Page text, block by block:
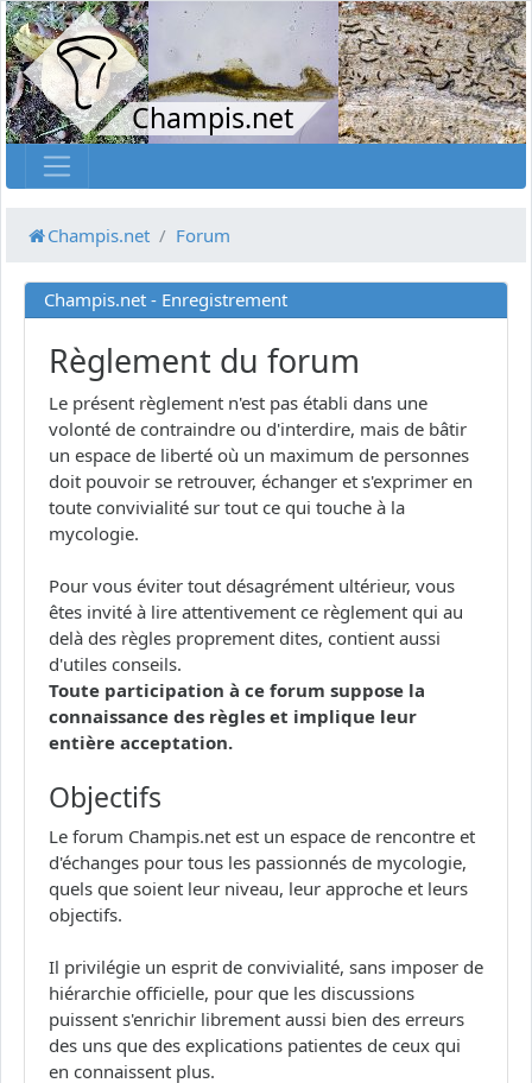
Champis.net
Champis.net Forum
Champis.net - Enregistrement
Règlement du forum
Le présent règlement n'est pas établi dans une
volonté de contraindre ou d'interdire, mais de bâtir
un espace de liberté où un maximum de personnes
doit pouvoir se retrouver, échanger et s'exprimer en
toute convivialité sur tout ce qui touche à la
mycologie.
Pour vous éviter tout désagrément ultérieur, vous
êtes invité à lire attentivement ce règlement qui au
delà des règles proprement dites, contient aussi
d'utiles conseils.
Toute participation à ce forum suppose la
connaissance des règles et implique leur
entière acceptation.
Objectifs
Le forum Champis.net est un espace de rencontre et
d'échanges pour tous les passionnés de mycologie,
quels que soient leur niveau, leur approche et leurs
objectifs.
Il privilégie un esprit de convivialité, sans imposer de
hiérarchie officielle, pour que les discussions
puissent s'enrichir librement aussi bien des erreurs
des uns que des explications patientes de ceux qui
en connaissent plus.